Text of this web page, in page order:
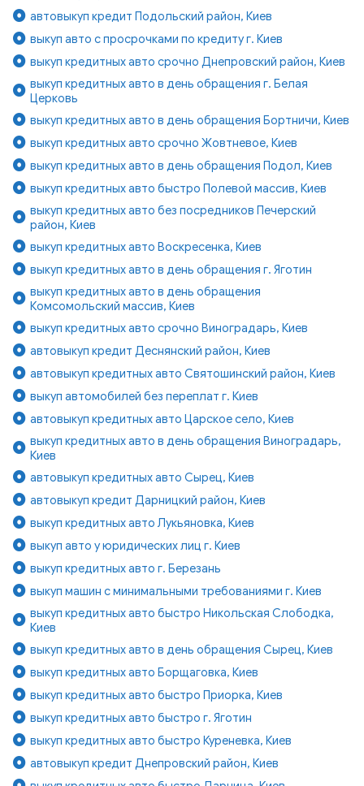
автовыкуп кредит Подольский район, Киев
выкуп авто с просрочками по кредиту г. Киев
выкуп кредитных авто срочно Днепровский район, Киев
выкуп кредитных авто в день обращения г. Белая
Церковь
выкуп кредитных авто в день обращения Бортничи, Киев
выкуп кредитных авто срочно Жовтневое, Киев
выкуп кредитных авто в день обращения Подол, Киев
выкуп кредитных авто быстро Полевой массив, Киев
выкуп кредитных авто без посредников Печерский
район, Киев
выкуп кредитных авто Воскресенка, Киев
выкуп кредитных авто в день обращения г. Яготин
выкуп кредитных авто в день обращения
Комсомольский массив, Киев
выкуп кредитных авто срочно Виноградарь, Киев
автовыкуп кредит Деснянский район, Киев
автовыкуп кредитных авто Святошинский район, Киев
выкуп автомобилей без переплат г. Киев
автовыкуп кредитных авто Царское село, Киев
выкуп кредитных авто в день обращения Виноградарь,
Киев
автовыкуп кредитных авто Сырец, Киев
автовыкуп кредит Дарницкий район, Киев
выкуп кредитных авто Лукьяновка, Киев
выкуп авто у юридических лиц г. Киев
выкуп кредитных авто г. Березань
выкуп машин с минимальными требованиями г. Киев
выкуп кредитных авто быстро Никольская Слободка,
Киев
выкуп кредитных авто в день обращения Сырец, Киев
выкуп кредитных авто Борщаговка, Киев
выкуп кредитных авто быстро Приорка, Киев
выкуп кредитных авто быстро г. Яготин
выкуп кредитных авто быстро Куреневка, Киев
автовыкуп кредит Днепровский район, Киев